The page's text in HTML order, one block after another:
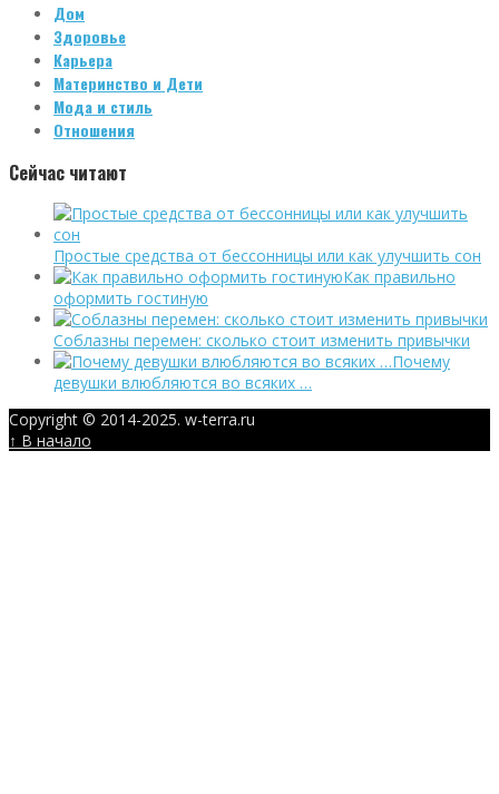
Дом
Здоровье
Карьера
Материнство и Дети
Мода и стиль
Отношения
Сейчас читают
Простые средства от бессонницы или как улучшить сон
Как правильно
оформить гостиную
Соблазны перемен: сколько стоит изменить привычки
Почему
девушки влюбляются во всяких …
Copyright © 2014-2025. w-terra.ru
↑ В начало